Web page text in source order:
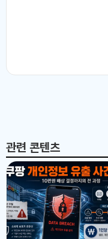
관련 콘텐츠